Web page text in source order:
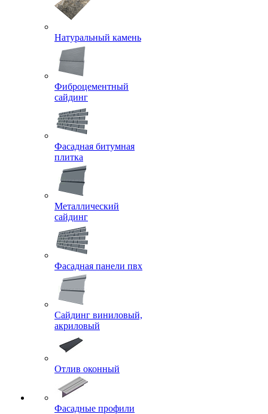
Натуральный камень
Фиброцементный
сайдинг
Фасадная битумная
плитка
Металлический
сайдинг
Фасадная панели пвх
Сайдинг виниловый,
акриловый
Отлив оконный
Фасадные профили